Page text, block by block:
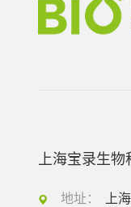
上海宝录生物
地址：
上